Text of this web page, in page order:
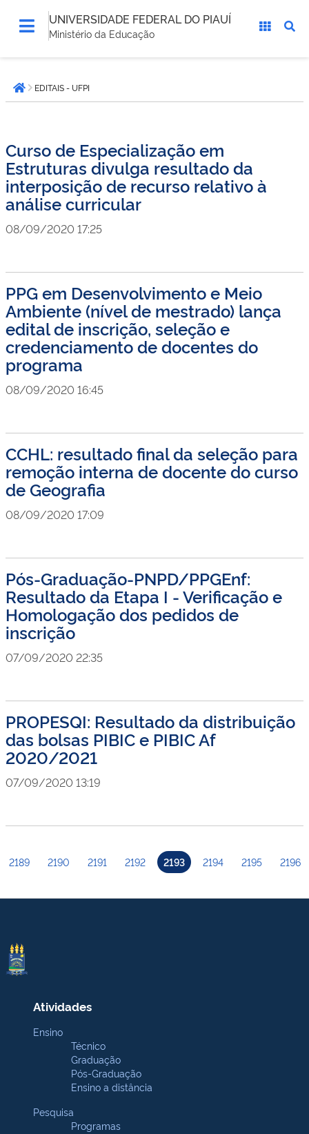
UNIVERSIDADE FEDERAL DO PIAUÍ
Ministério da Educação
está
aqui:Página inicial
EDITAIS - UFPI
Curso de Especialização em
Estruturas divulga resultado da
interposição de recurso relativo à
análise curricular
08/09/2020 17:25
PPG em Desenvolvimento e Meio
Ambiente (nível de mestrado) lança
edital de inscrição, seleção e
credenciamento de docentes do
programa
08/09/2020 16:45
CCHL: resultado final da seleção para
remoção interna de docente do curso
de Geografia
08/09/2020 17:09
Pós-Graduação-PNPD/PPGEnf:
Resultado da Etapa I - Verificação e
Homologação dos pedidos de
inscrição
07/09/2020 22:35
PROPESQI: Resultado da distribuição
das bolsas PIBIC e PIBIC Af
2020/2021
07/09/2020 13:19
2189 2190 2191 2192 2193 2194 2195 2196
Atividades
Ensino
Técnico
Graduação
Pós-Graduação
Ensino a distância
Pesquisa
Programas